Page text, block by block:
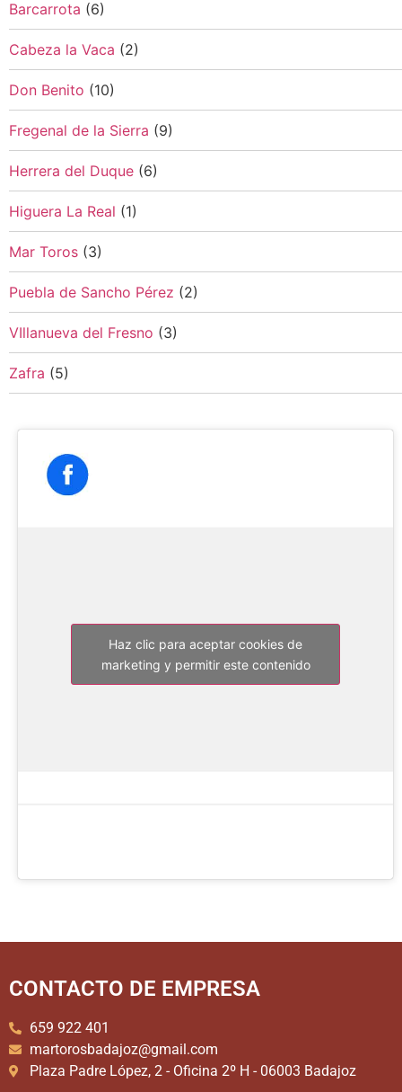
Barcarrota (6)
Cabeza la Vaca (2)
Don Benito (10)
Fregenal de la Sierra (9)
Herrera del Duque (6)
Higuera La Real (1)
Mar Toros (3)
Puebla de Sancho Pérez (2)
VIllanueva del Fresno (3)
Zafra (5)
Haz clic para aceptar cookies de
marketing y permitir este contenido
CONTACTO DE EMPRESA
659 922 401
martorosbadajoz@gmail.com
Plaza Padre López, 2 - Oficina 2º H - 06003 Badajoz